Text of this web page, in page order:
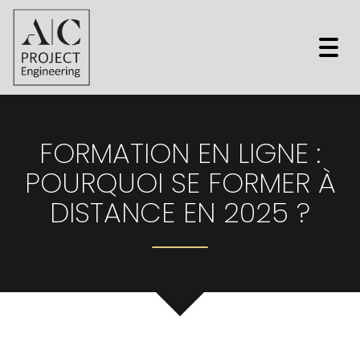
FORMATION EN LIGNE :
POURQUOI SE FORMER À
DISTANCE EN 2025 ?